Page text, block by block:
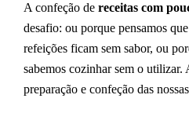
A confeção de receitas com
desafio: ou porque pensamos
refeições ficam sem sabor, ou
sabemos cozinhar sem o utilizar.
preparação e confeção das